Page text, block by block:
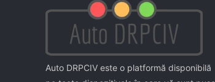
Auto DRPCIV este o platformă disponibilă